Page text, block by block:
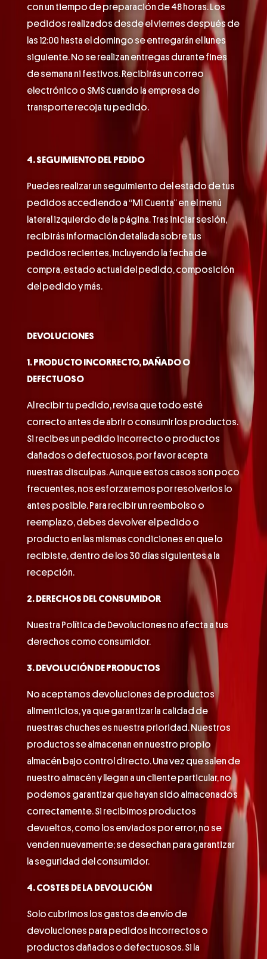
con un tiempo de preparación de 48 horas. Los
pedidos realizados desde el viernes después de
las 12:00 hasta el domingo se entregarán el lunes
siguiente. No se realizan entregas durante fines
de semana ni festivos. Recibirás un correo
electrónico o SMS cuando la empresa de
transporte recoja tu pedido.
4. SEGUIMIENTO DEL PEDIDO
Puedes realizar un seguimiento del estado de tus
pedidos accediendo a “Mi Cuenta” en el menú
lateral izquierdo de la página. Tras iniciar sesión,
recibirás información detallada sobre tus
pedidos recientes, incluyendo la fecha de
compra, estado actual del pedido, composición
del pedido y más.
DEVOLUCIONES
1. PRODUCTO INCORRECTO, DAÑADO O
DEFECTUOSO
Al recibir tu pedido, revisa que todo esté
correcto antes de abrir o consumir los productos.
Si recibes un pedido incorrecto o productos
dañados o defectuosos, por favor acepta
nuestras disculpas. Aunque estos casos son poco
frecuentes, nos esforzaremos por resolverlos lo
antes posible. Para recibir un reembolso o
reemplazo, debes devolver el pedido o
producto en las mismas condiciones en que lo
recibiste, dentro de los 30 días siguientes a la
recepción.
2. DERECHOS DEL CONSUMIDOR
Nuestra Política de Devoluciones no afecta a tus
derechos como consumidor.
3. DEVOLUCIÓN DE PRODUCTOS
No aceptamos devoluciones de productos
alimenticios, ya que garantizar la calidad de
nuestras chuches es nuestra prioridad. Nuestros
productos se almacenan en nuestro propio
almacén bajo control directo. Una vez que salen de
nuestro almacén y llegan a un cliente particular, no
podemos garantizar que hayan sido almacenados
correctamente. Si recibimos productos
devueltos, como los enviados por error, no se
venden nuevamente; se desechan para garantizar
la seguridad del consumidor.
4. COSTES DE LA DEVOLUCIÓN
Solo cubrimos los gastos de envío de
devoluciones para pedidos incorrectos o
productos dañados o defectuosos. Si la